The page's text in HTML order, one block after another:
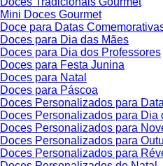
Mini Doces Gourmet
Doce para Datas
Doces para Dia das Mães
Doces para Dia dos Professores
Doces para Festa Junina
Doces para Natal
Doces para Páscoa
Doces Personalizados para
Doces Personalizados para Dia
Doces Personalizados para
Doces Personalizados para
Doces Personalizados para